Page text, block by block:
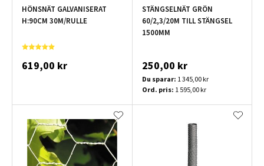
HÖNSNÄT GALVANISERAT
H:90CM 30M/RULLE
619,00 kr
STÄNGSELNÄT GRÖN
60/2,3/20M TILL STÄNGSEL
1500MM
250,00 kr
Du sparar: 1 345,00 kr
Ord. pris: 1 595,00 kr